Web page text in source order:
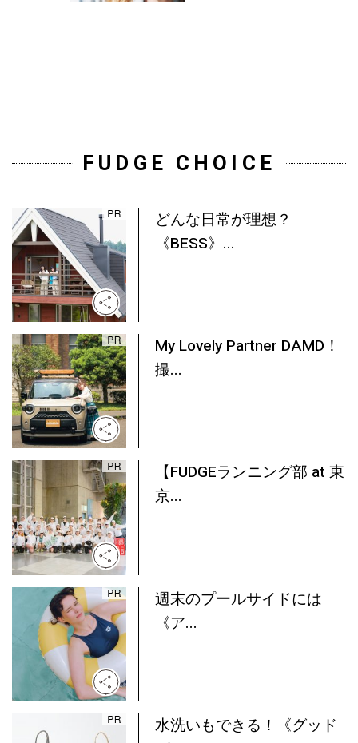
FUDGE CHOICE
どんな日常が理想？
《BESS》...
My Lovely Partner DAMD！
撮...
【FUDGEランニング部 at 東
京...
週末のプールサイドには
《ア...
水洗いもできる！《グッド